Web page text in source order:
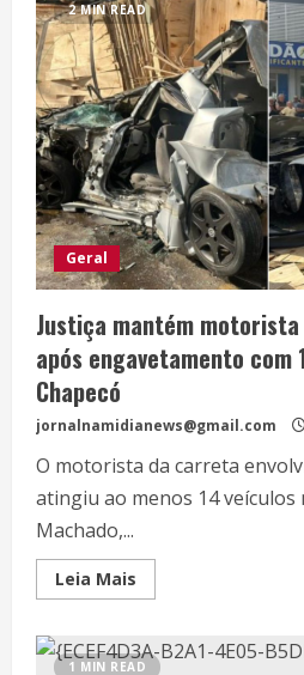
2 MIN READ
Geral
Justiça mantém
após engavetamento com
Chapecó
jornalnamidianews@gmail.com
O motorista da carreta
atingiu ao menos 14 veículos
Machado,...
Leia Mais
1 MIN READ